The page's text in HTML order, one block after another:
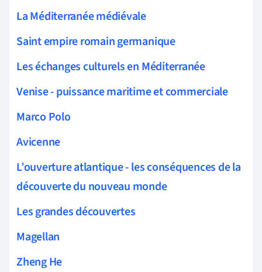
La Méditerranée médiévale
Saint empire romain germanique
Les échanges culturels en Méditerranée
Venise - puissance maritime et commerciale
Marco Polo
Avicenne
L’ouverture atlantique - les conséquences de la
découverte du nouveau monde
Les grandes découvertes
Magellan
Zheng He